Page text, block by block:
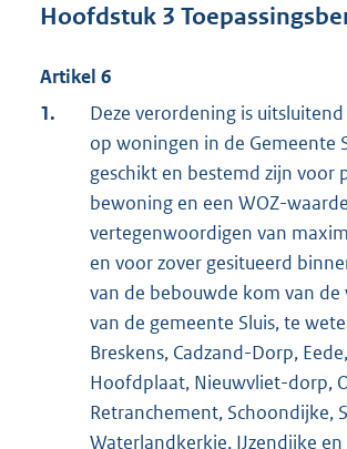
Hoofdstuk 3
Artikel 6
1.
Deze verordening is
op woningen in de Gemeente
geschikt en bestemd zijn voor
bewoning en een WOZ-waarde
vertegenwoordigen van
en voor zover gesitueerd
van de bebouwde kom van
van de gemeente Sluis, te
Breskens, Cadzand-Dorp,
Hoofdplaat, Nieuwvliet-dorp,
Retranchement, Schoondijke,
Waterlandkerkje, IJzendijke en